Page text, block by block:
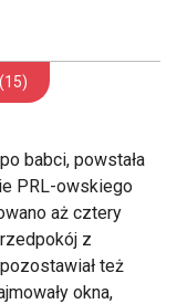
(15)
babci, powstała
PRL-owskiego
aż cztery
z
też
okna,